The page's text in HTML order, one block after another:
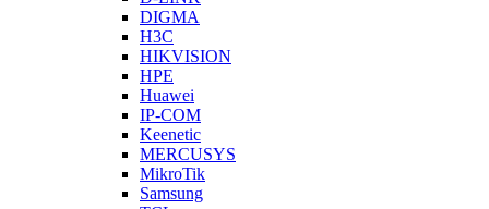
DIGMA
H3C
HIKVISION
HPE
Huawei
IP-COM
Keenetic
MERCUSYS
MikroTik
Samsung